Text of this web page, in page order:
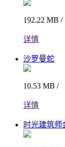
192.22 MB /
详情
沙罗曼蛇
10.53 MB /
详情
时光建筑师